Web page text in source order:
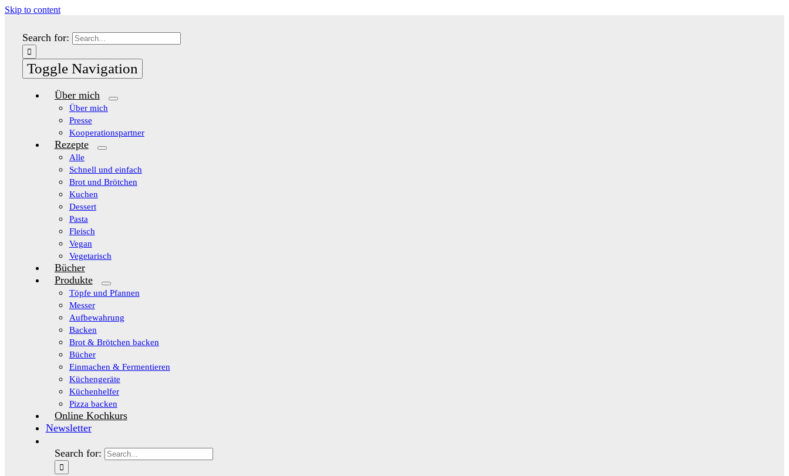
Skip to content
Search for:
Toggle Navigation
Über mich
Über mich
Presse
Kooperationspartner
Rezepte
Alle
Schnell und einfach
Brot und Brötchen
Kuchen
Dessert
Pasta
Fleisch
Vegan
Vegetarisch
Bücher
Produkte
Töpfe und Pfannen
Messer
Aufbewahrung
Backen
Brot & Brötchen backen
Bücher
Einmachen & Fermentieren
Küchengeräte
Küchenhelfer
Pizza backen
Online Kochkurs
Newsletter
Search for: